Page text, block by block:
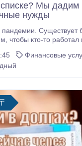
Мы дадим
нужды
пандемии. Существует
по
кредитная
кредит населению
кредита? Вы
но единственное,
кредит, и в настоящее
нам долг.
Финансовые